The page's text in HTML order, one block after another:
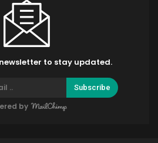
to stay updated.
Subscribe
by